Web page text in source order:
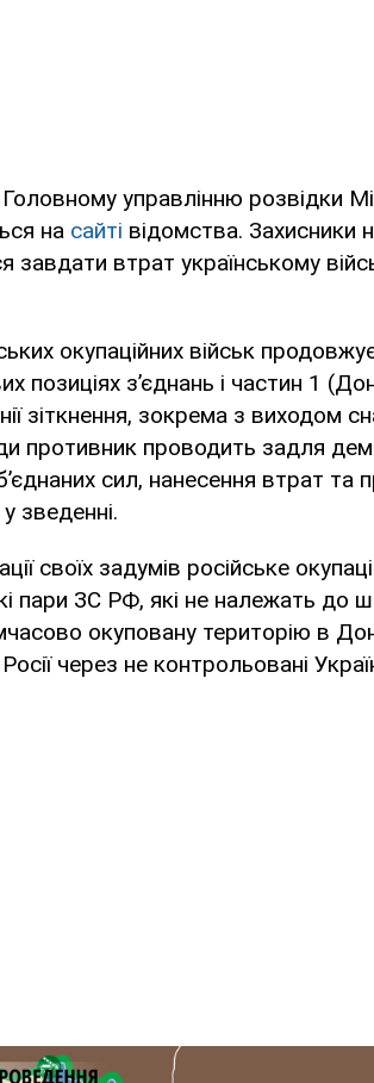
управлінню розвідки
на сайті відомства. Захисники
завдати втрат українському
окупаційних військ
позиціях з’єднань і частин 1
зіткнення, зокрема з виходом
противник проводить задля
сил, нанесення втрат
зведенні.
своїх задумів російське
пари ЗС РФ, які не належать до
окуповану територію в
Росії через не контрольовані